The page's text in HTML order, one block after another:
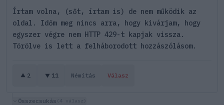
Írtam volna, (sőt, írtam is) de nem működik az
oldal. Időm meg nincs arra, hogy kivárjam, hogy
egyszer végre nem HTTP 429-t kapjak vissza.
Törölve is lett a felháborodott hozzászólásom.
2 11 Némítás Válasz
Összecsukás